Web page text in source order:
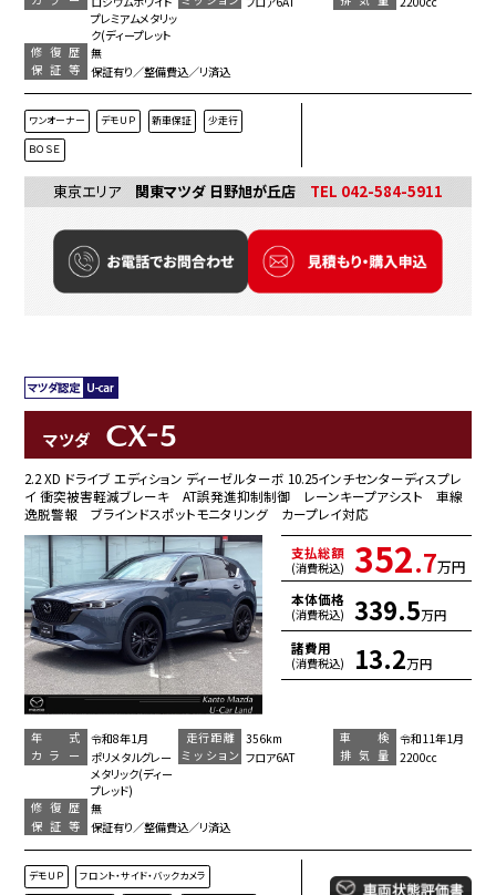
プレミアムメタリッ
ク(ディープレット
修復歴
無
保証等
保証有り／整備費込／リ済込
ワンオーナー デモＵＰ 新車保証 少走行
ＢＯＳＥ
東京エリア 関東マツダ 日野旭が丘店 TEL 042-584-5911
マツダ CX-5
2.2 XD ドライブ エディション ディーゼルターボ 10.25インチセンターディスプレ
イ 衝突被害軽減ブレーキ AT誤発進抑制制御 レーンキープアシスト 車線
逸脱警報 ブラインドスポットモニタリング カープレイ対応
支払総額
(消費税込) 352.7万円
本体価格
(消費税込) 339.5万円
諸費用
(消費税込) 13.2万円
年 式 令和8年1月 走行距離 356km 車 検
令和11年1月
カラー
ポリメタルグレー
メタリック(ディー
プレッド)
ミッション フロア6AT 排気量 2200cc
修復歴
無
保証等
保証有り／整備費込／リ済込
デモＵＰ フロント・サイド・バックカメラ